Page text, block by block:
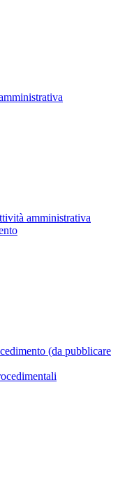
amministrativa
(da pubblicare